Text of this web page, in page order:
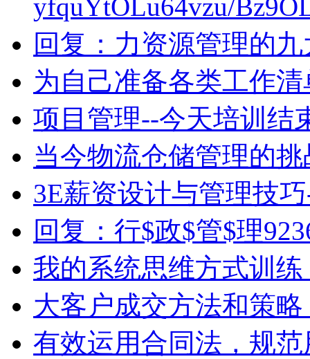
yfquYtOLu64vzu/
回复：力资源管理的
为自己准备各类工作
项目管理--今天培训结
当今物流仓储管理的
3E薪资设计与管理技
回复：行$政$管$理
我的系统思维方式训练
大客户成交方法和策略
有效运用合同法，规